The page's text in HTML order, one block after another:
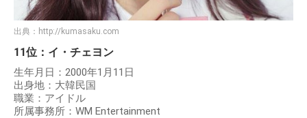
出典： http://kumasaku.com
11位：イ・チェヨン
生年月日：2000年1月11日
出身地：大韓民国
職業：アイドル
所属事務所：WM Entertainment